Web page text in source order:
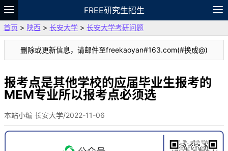
FREE研究生招生
题库
故事 专题 APP 笔记
VIP
资料
首页 > 陕西 > 长安大学 > 长安大学考研问题
删除或更新信息，请邮件至freekaoyan#163.com(#换成@)
报考点是其他学校的应届毕业生报考的
MEM专业所以报考点必须选
本站小编 长安大学/2022-11-06